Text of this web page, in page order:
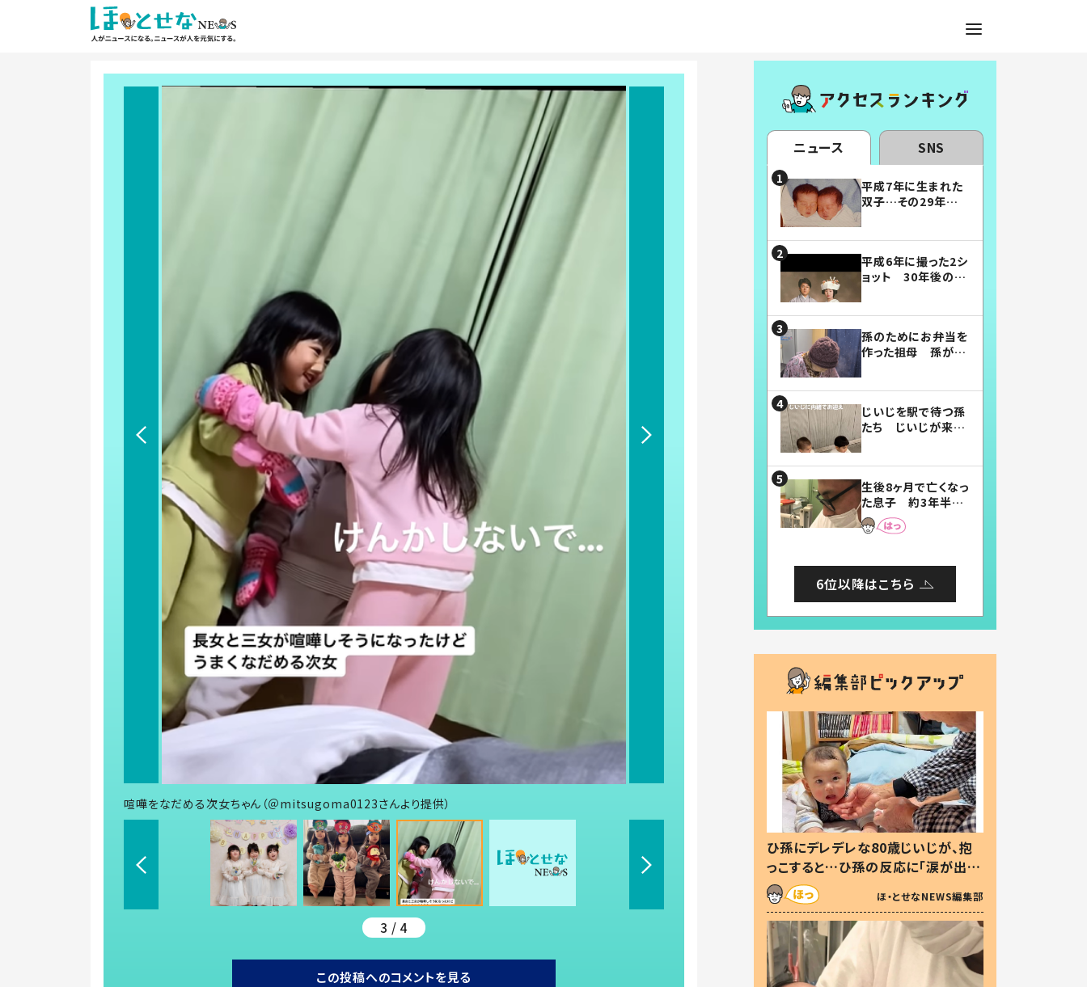
喧嘩をなだめる次女ちゃん（＠mitsugoma0123さんより提供）
3 / 4
この投稿へのコメントを見る
ニュース SNS
平成7年に生まれた
双子…その29年後
平成6年に撮った2シ
ョット 30年後の姿
孫のためにお弁当を
作った祖母 孫が絶
じいじを駅で待つ孫
たち じいじが来た
まらない」「幸せにな
れる」
生後8ヶ月で亡くなっ
た息子 約3年半
後、当時の妻の日記
に書いてあった本音
6位以降はこちら
ひ孫にデレデレな80歳じいじが、抱
っこすると…ひ孫の反応に「涙が出ま
した」「可愛くて仕方ない」
ほ・とせなNEWS編集部